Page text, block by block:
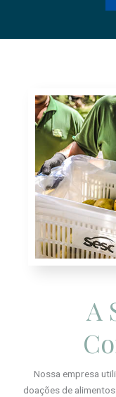
A
Nossa empresa
doações de alimentos